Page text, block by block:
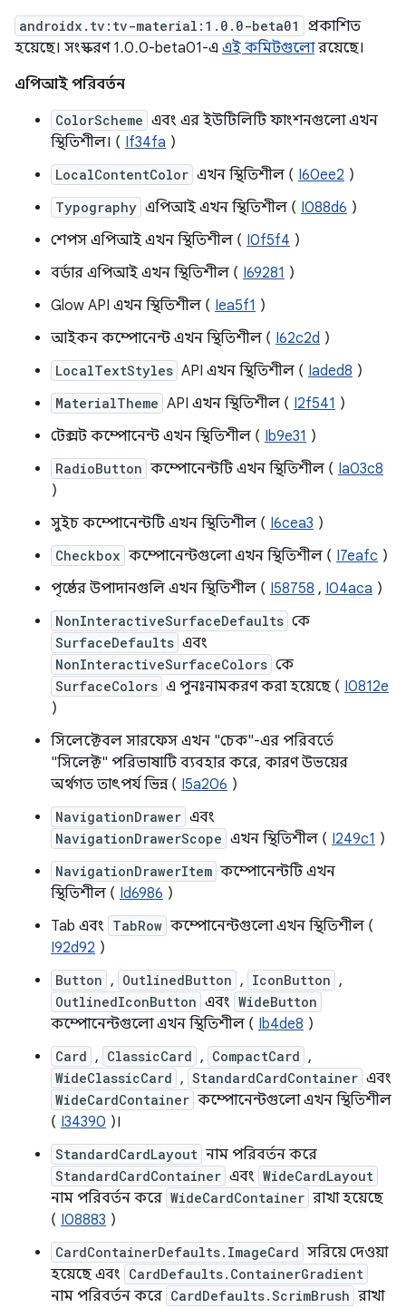
androidx.tv:tv-material:1.0.0-beta01
প্রকাশিত
হয়েছে। সংস্করণ 1.0.0-beta01-এ এই কমিটগুলোরয়েছে।
এপিআই পরিবর্তন
ColorScheme এবং এর ইউটিলিটি ফাংশনগুলো এখন
স্থিতিশীল। ( If34fa )
LocalContentColor এখন স্থিতিশীল ( I60ee2 )
Typography এপিআই এখন স্থিতিশীল ( I088d6 )
শেপস এপিআই এখন স্থিতিশীল ( I0f5f4 )
বর্ডার এপিআই এখন স্থিতিশীল ( I69281 )
Glow API এখন স্থিতিশীল ( Iea5f1 )
আইকন কম্পোনেন্ট এখন স্থিতিশীল ( I62c2d )
LocalTextStyles API এখন স্থিতিশীল ( Iaded8 )
MaterialTheme API এখন স্থিতিশীল ( I2f541 )
টেক্সট কম্পোনেন্ট এখন স্থিতিশীল ( Ib9e31 )
RadioButton কম্পোনেন্টটি এখন স্থিতিশীল ( Ia03c8
)
সুইচ কম্পোনেন্টটি এখন স্থিতিশীল ( I6cea3 )
Checkbox কম্পোনেন্টগুলো এখন স্থিতিশীল ( I7eafc )
পৃষ্ঠের উপাদানগুলি এখন স্থিতিশীল ( I58758 , I04aca )
NonInteractiveSurfaceDefaults কে
SurfaceDefaults এবং
NonInteractiveSurfaceColors কে
SurfaceColors এ পুনঃনামকরণ করা হয়েছে ( I0812e
)
সিলেক্টেবল সারফেস এখন "চেক"-এর পরিবর্তে
"সিলেক্ট" পরিভাষাটি ব্যবহার করে, কারণ উভয়ের
অর্থগত তাৎপর্য ভিন্ন ( I5a206 )
NavigationDrawer এবং
NavigationDrawerScope এখন স্থিতিশীল ( I249c1 )
NavigationDrawerItem কম্পোনেন্টটি এখন
স্থিতিশীল ( Id6986 )
Tab এবং TabRow কম্পোনেন্টগুলো এখন স্থিতিশীল (
I92d92 )
Button , OutlinedButton , IconButton ,
OutlinedIconButton এবং WideButton
কম্পোনেন্টগুলো এখন স্থিতিশীল ( Ib4de8 )
Card , ClassicCard , CompactCard ,
WideClassicCard , StandardCardContainer এবং
WideCardContainer কম্পোনেন্টগুলো এখন স্থিতিশীল
( I34390 )।
StandardCardLayout নাম পরিবর্তন করে
StandardCardContainer এবং WideCardLayout
নাম পরিবর্তন করে WideCardContainer রাখা হয়েছে
( I08883 )
CardContainerDefaults.ImageCard সরিয়ে দেওয়া
হয়েছে এবং CardDefaults.ContainerGradient
নাম পরিবর্তন করে CardDefaults.ScrimBrush রাখা